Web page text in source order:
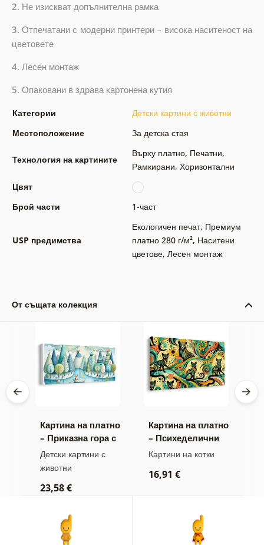
2. Не изискват допълнителна рамка
3. Отпечатани с модерни принтери – висока наситеност на
цветовете
4. Лесен монтаж
5. Опаковани в здрава картонена кутия
Категории
Детски картини с животни
Местоположение
За детска стая
Технология на картините
Върху платно, Печатни,
Рамкирани, Хоризонтални
Цвят
Брой части
1-част
USP предимства
Екологичен печат, Премиум
платно 280 г/м², Наситени
цветове, Лесен монтаж
От същата колекция
Картина на платно
– Приказна гора с
лисица и бухали
Детски картини с
животни
23,58 €
Картина на платно
– Психеделични
котки
Картини на котки
16,91 €